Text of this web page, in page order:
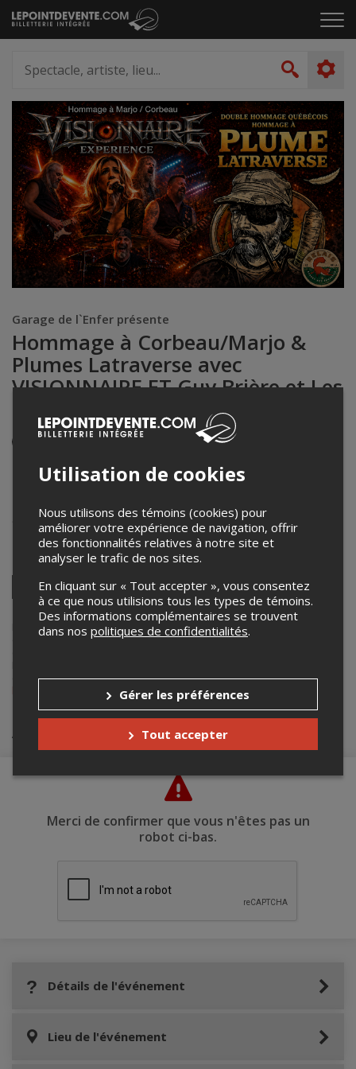
Passer
au
le
artiste,
lieu...
Garage de l`Enfer présente
Hommage à Corbeau/Marjo &
Plumes Latraverse avec
VISIONNAIRE ET Guy Brière et Les
Événement en personne
19h30 – 23h30 / Entrée: 19h00
Relais de la Pointe des Écureuils
991, Rue Notre-Dame,,Donnacona,QC,Canada
Partagez cet événement
Facebook
Twitter
LinkedinPinterestEnvoyer
par
courriel
Lepointdevente.com agit à titre de mandataire pour
dans le cadre de l’affichage en ligne et la vente de billets pour ses
contacter l’organisateur de l’événement,Production inc, à
buds_87@hotmail.com .
Achat de billets
Merci de confirmer que vous n'êtes pas un
robot ci-bas.
Détails de l'événement
Lieu de l'événement
Utilisation de cookies
Nous utilisons des témoins (cookies) pour
améliorer votre expérience de navigation, offrir
des fonctionnalités relatives à notre site et
analyser le trafic de nos sites.
En cliquant sur « Tout accepter », vous consentez
à ce que nous utilisions tous les types de témoins.
Des informations complémentaires se trouvent
dans nos politiques de confidentialités.
Gérer les préférences
Tout accepter